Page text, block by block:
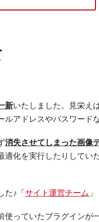
新いたしました。見栄え
ルアドレスやパスワード
消失させてしまった画像
適化を実行したりして
♪「 サイト運営チーム 」
っていたプラグインが